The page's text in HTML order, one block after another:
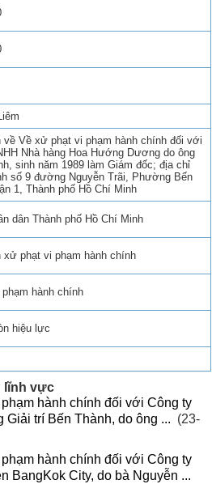
về Về xử phạt vi phạm hành chính đối với
Nhà hàng Hoa Hướng Dương do ông
sinh năm 1989 làm Giám đốc; địa chỉ
số 9 đường Nguyễn Trãi, Phường Bến
1, Thành phố Hồ Chí Minh
dân Thành phố Hồ Chí Minh
xử phạt vi phạm hành chính
hành chính
hiệu lực
lĩnh vực
hành chính đối với Công ty
Giải trí Bến Thành, do ông ... (23-
hành chính đối với Công ty
BangKok City, do bà Nguyễn ...